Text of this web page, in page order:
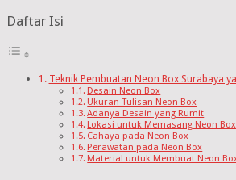
Daftar Isi
Teknik Pembuatan Neon Box Surabaya
Desain Neon Box
Ukuran Tulisan Neon Box
Adanya Desain yang Rumit
Lokasi untuk Memasang Neon Box
Cahaya pada Neon Box
Perawatan pada Neon Box
Material untuk Membuat Neon